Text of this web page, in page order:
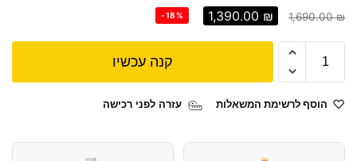
1,690.00₪
1,390.00 ₪
-18%
קנה עכשיו
הוסף לרשימת המשאלות עזרה לפני רכישה